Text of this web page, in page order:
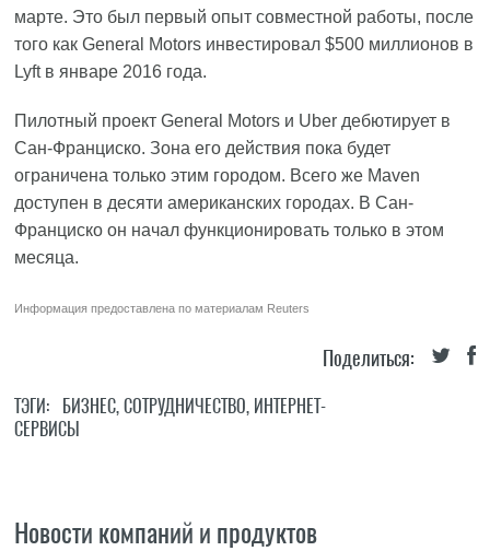
марте. Это был первый опыт совместной работы, после
того как General Motors инвестировал $500 миллионов в
Lyft в январе 2016 года.
Пилотный проект General Motors и Uber дебютирует в
Сан-Франциско. Зона его действия пока будет
ограничена только этим городом. Всего же Maven
доступен в десяти американских городах. В Сан-
Франциско он начал функционировать только в этом
месяца.
Информация предоставлена по материалам Reuters
Поделиться:
ТЭГИ: БИЗНЕС,СОТРУДНИЧЕСТВО, ИНТЕРНЕТ-
СЕРВИСЫ
Новости компаний и продуктов